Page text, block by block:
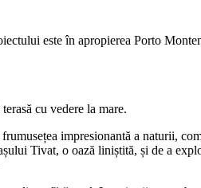
este în apropierea Porto
cu vedere la mare.
impresionantă a naturii,
Tivat, o oază liniștită, și de a